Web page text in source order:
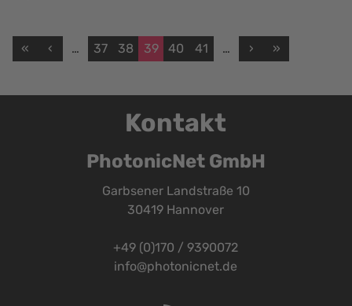
« ‹ … 37 38 39 40 41 … › »
Kontakt
PhotonicNet GmbH
Garbsener Landstraße 10
30419 Hannover
+49 (0)170 / 9390072
info@photonicnet.de